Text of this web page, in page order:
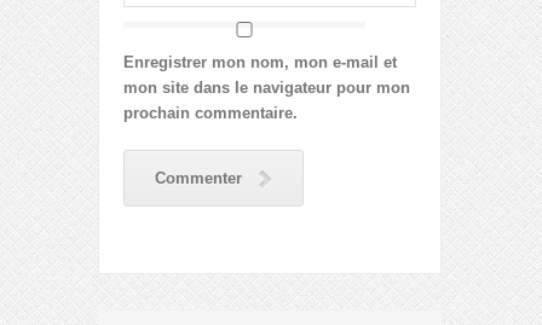
Enregistrer mon nom, mon e-mail et
mon site dans le navigateur pour mon
prochain commentaire.
Commenter